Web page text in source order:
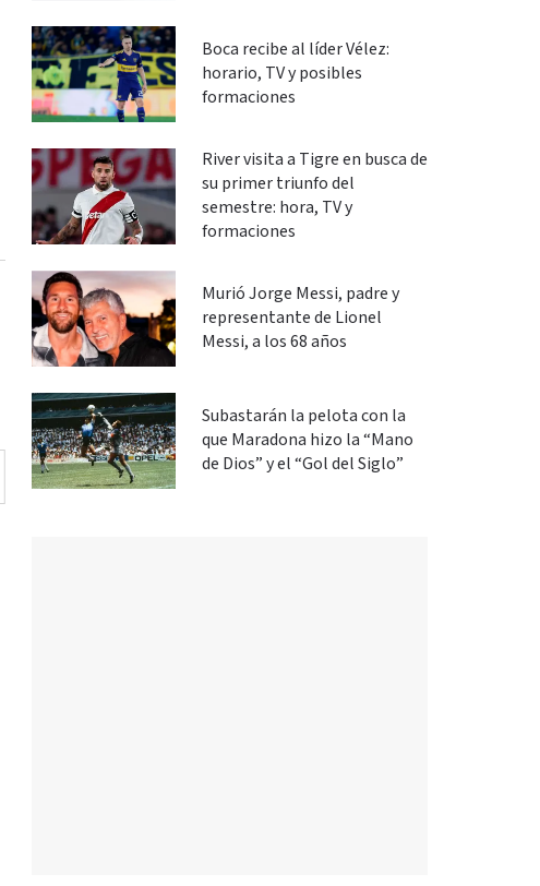
Boca recibe al líder Vélez:
horario, TV y posibles
formaciones
River visita a Tigre en busca de
su primer triunfo del
semestre: hora, TV y
formaciones
Murió Jorge Messi, padre y
representante de Lionel
Messi, a los 68 años
Subastarán la pelota con la
que Maradona hizo la “Mano
de Dios” y el “Gol del Siglo”